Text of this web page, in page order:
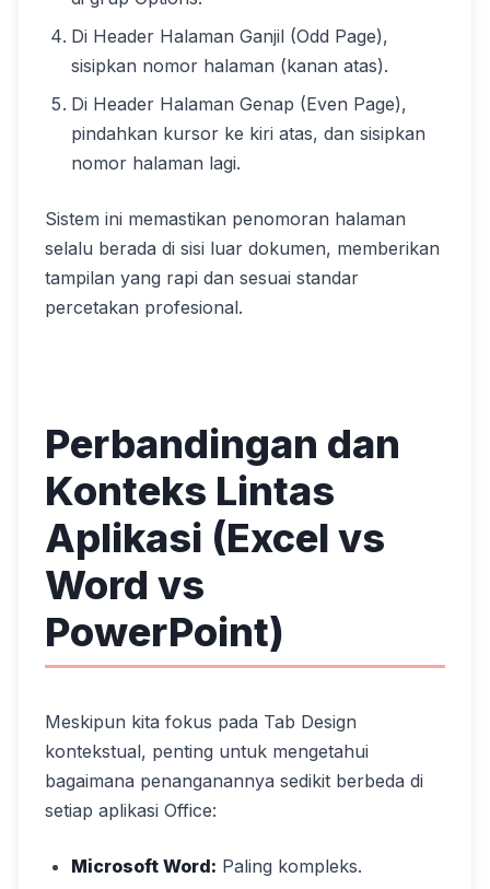
Di Header Halaman Ganjil (Odd Page),
sisipkan nomor halaman (kanan atas).
Di Header Halaman Genap (Even Page),
pindahkan kursor ke kiri atas, dan sisipkan
nomor halaman lagi.
Sistem ini memastikan penomoran halaman
selalu berada di sisi luar dokumen, memberikan
tampilan yang rapi dan sesuai standar
percetakan profesional.
Perbandingan dan
Konteks Lintas
Aplikasi (Excel vs
Word vs
PowerPoint)
Meskipun kita fokus pada Tab Design
kontekstual, penting untuk mengetahui
bagaimana penanganannya sedikit berbeda di
setiap aplikasi Office:
Microsoft Word: Paling kompleks.